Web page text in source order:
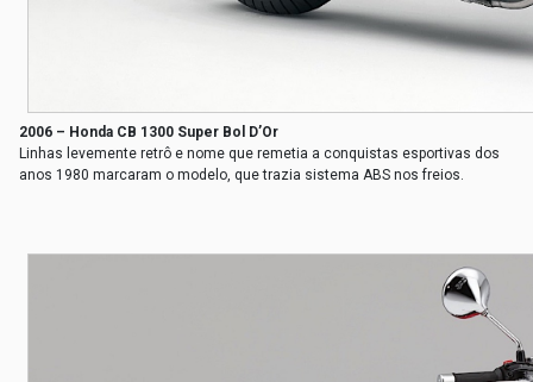
2006 – Honda CB 1300 Super Bol D’Or
Linhas levemente retrô e nome que remetia a conquistas esportivas dos
anos 1980 marcaram o modelo, que trazia sistema ABS nos freios.